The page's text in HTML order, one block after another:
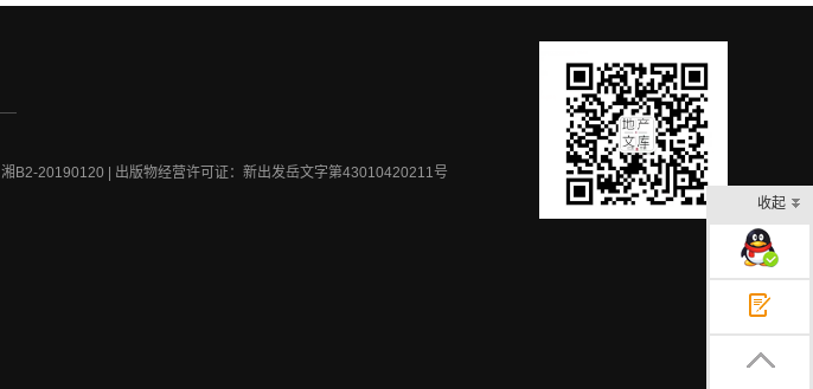
湘B2-20190120 | 出版物经营许可证：新出发岳文字第43010420211号
收起